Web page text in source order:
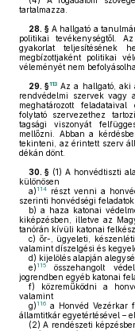
tartalmazza.
28. § A hallgató a
politikai tevékenységtől.
gyakorlat teljesítésének
megbízottjaként politikai
véleményét nem
29. §113 Az a hallgató, aki
rendvédelmi szervek vagy
meghatározott
folytató szervezethez
tagsági viszonyát
mellőzni. Abban a
tekinteni, az érintett szerv
dékán dönt.
30. § (1) A honvédtiszti
különösen
a) 114
részt venni a
szerinti honvédségi feladatok
b) a haza katonai
kiképzésben, illetve az
tanórán kívüli katonai
c) őr-, ügyeleti,
valamint díszelgési és
d) kijelölés alapján
e) 115
összehangolt
jogrendben egyéb katonai
f) közreműködni a
valamint
g) 116 a Honvéd Vezérkar
államtitkár egyetértésével –
(2) A rendészeti